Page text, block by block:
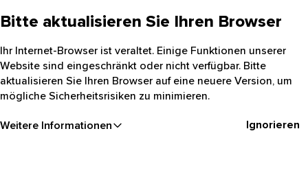
Bitte aktualisieren Sie Ihren Browser
Ihr Internet-Browser ist veraltet. Einige Funktionen unserer
Website sind eingeschränkt oder nicht verfügbar. Bitte
aktualisieren Sie Ihren Browser auf eine neuere Version, um
mögliche Sicherheitsrisiken zu minimieren.
Weitere Informationen Ignorieren